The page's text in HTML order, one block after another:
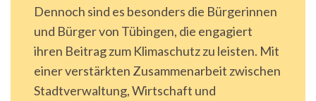
Dennoch sind es besonders die Bürgerinnen
und Bürger von Tübingen, die engagiert
ihren Beitrag zum Klimaschutz zu leisten. Mit
einer verstärkten Zusammenarbeit zwischen
Stadtverwaltung, Wirtschaft und